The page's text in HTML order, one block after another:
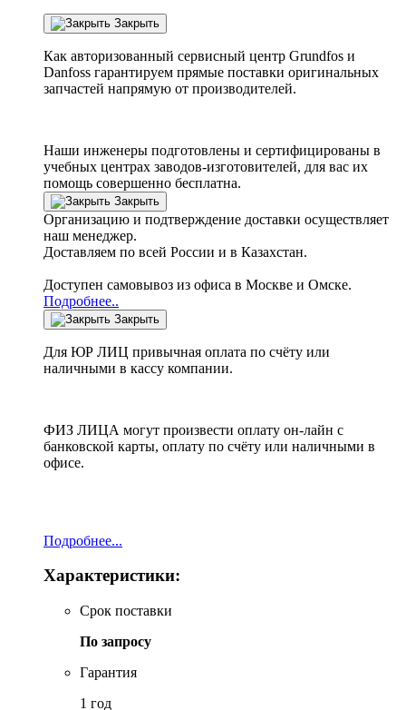
Закрыть
Как авторизованный сервисный центр Grundfos и
Danfoss гарантируем прямые поставки оригинальных
запчастей напрямую от производителей.
Наши инженеры подготовлены и сертифицированы в
учебных центрах заводов-изготовителей, для вас их
помощь совершенно бесплатна.
Закрыть
Организацию и подтверждение доставки осуществляет
наш менеджер.
Доставляем по всей России и в Казахстан.
Доступен самовывоз из офиса в Москве и Омске.
Подробнее..
Закрыть
Для ЮР ЛИЦ привычная оплата по счёту или
наличными в кассу компании.
ФИЗ ЛИЦА могут произвести оплату он-лайн с
банковской карты, оплату по счёту или наличными в
офисе.
Подробнее...
Характеристики:
Срок поставки
По запросу
Гарантия
1 год